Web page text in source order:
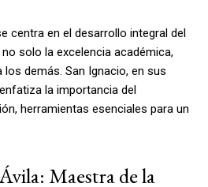
centra en el desarrollo integral del
solo la excelencia académica,
demás. San Ignacio, en sus
la importancia del
herramientas esenciales para un
Maestra de la